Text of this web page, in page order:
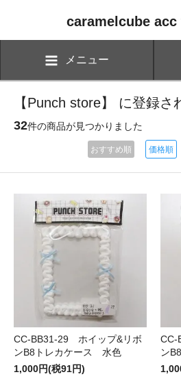
caramelcube
メニュー
【Punch store】 に登録さ
32件の商品が見つかりました
おすすめ順 価格順
CC-BB31-29 ホイップ&リボ
ンB8トレカケース 水色
1,000円(税91円)
CC-
ン